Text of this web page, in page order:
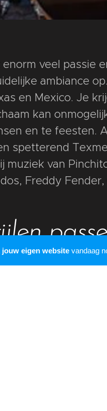
veel passie
ambiance
en Mexico. Je
kan
en te feesten.
spetterend
van
Freddy
jouw eigen websitevandaag